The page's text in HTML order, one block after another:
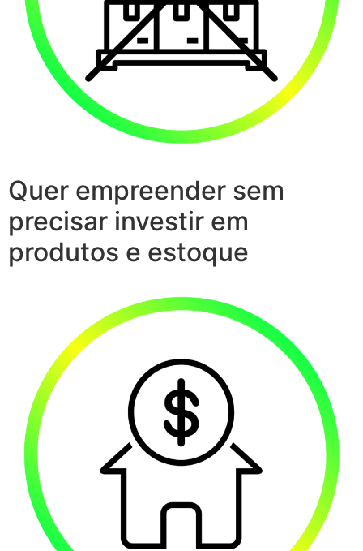
Quer empreender sem
precisar investir em
produtos e estoque